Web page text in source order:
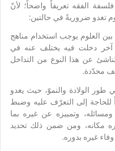
الفقه تعريفاً واضحاً؛ لأنّ
تغدو ضروريةً في حالتين:
العلوم يوجب استخدام مناهج
دخلت فيه يختلف عنه في
عن هذا النوع من التداخل
محدّدة.
طور الولادة والنموّ، حيث يغدو
إلى التعرّف عليه وضبط
وتمييزه عن غيره بما
مكانه، ومن ضمن ذلك تحديد
غيره بدوره.